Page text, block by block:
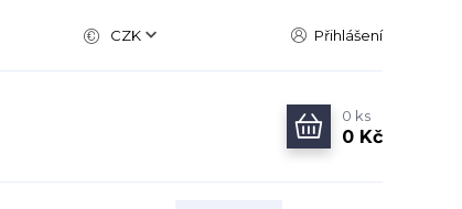
CZK Přihlášení
0 ks
0 Kč